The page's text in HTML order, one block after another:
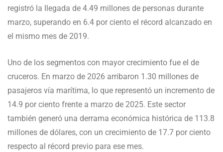
registró la llegada de 4.49 millones de personas durante
marzo, superando en 6.4 por ciento el récord alcanzado en
el mismo mes de 2019.
Uno de los segmentos con mayor crecimiento fue el de
cruceros. En marzo de 2026 arribaron 1.30 millones de
pasajeros vía marítima, lo que representó un incremento de
14.9 por ciento frente a marzo de 2025. Este sector
también generó una derrama económica histórica de 113.8
millones de dólares, con un crecimiento de 17.7 por ciento
respecto al récord previo para ese mes.